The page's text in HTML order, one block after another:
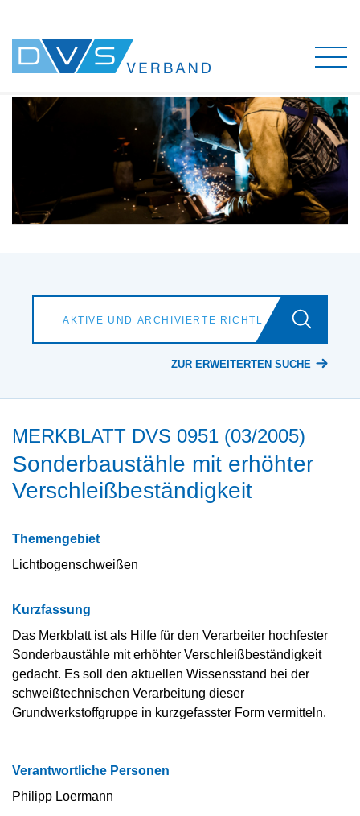
ZUR ERWEITERTEN SUCHE
MERKBLATT DVS 0951 (03/2005)
Sonderbaustähle mit erhöhter
Verschleißbeständigkeit
Themengebiet
Lichtbogenschweißen
Kurzfassung
Das Merkblatt ist als Hilfe für den Verarbeiter hochfester
Sonderbaustähle mit erhöhter Verschleißbeständigkeit
gedacht. Es soll den aktuellen Wissensstand bei der
schweißtechnischen Verarbeitung dieser
Grundwerkstoffgruppe in kurzgefasster Form vermitteln.
Verantwortliche Personen
Philipp Loermann